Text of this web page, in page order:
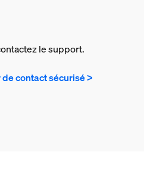
le support.
contact sécurisé >